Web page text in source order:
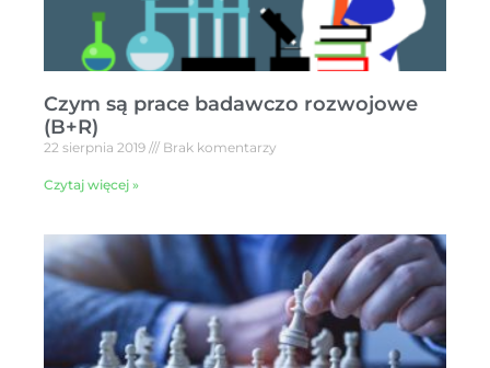
Czym są prace badawczo rozwojowe
(B+R)
22 sierpnia 2019 Brak komentarzy
Czytaj więcej »